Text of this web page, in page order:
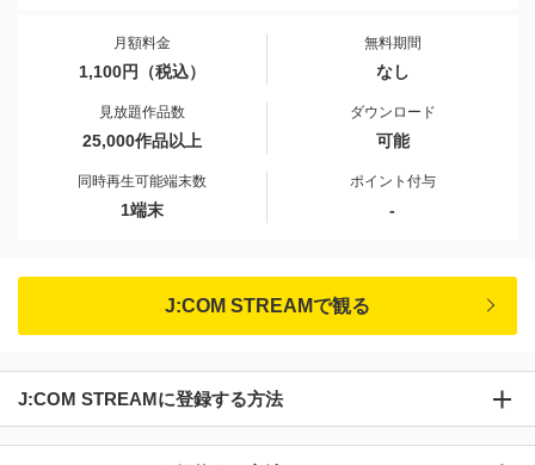
月額料金
1,100円（税込）
無料期間
なし
見放題作品数
25,000作品以上
ダウンロード
可能
同時再生可能端末数
1端末
ポイント付与
-
J:COM STREAMで観る
J:COM STREAMに登録する方法